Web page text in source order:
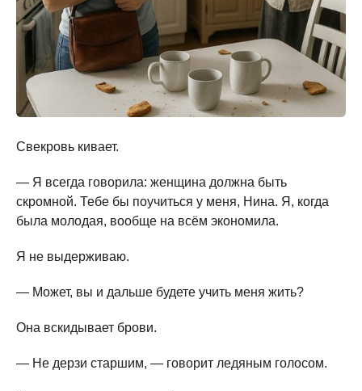
Свекровь кивает.
— Я всегда говорила: женщина должна быть
скромной. Тебе бы поучиться у меня, Нина. Я, когда
была молодая, вообще на всём экономила.
Я не выдерживаю.
— Может, вы и дальше будете учить меня жить?
Она вскидывает брови.
— Не дерзи старшим, — говорит ледяным голосом.